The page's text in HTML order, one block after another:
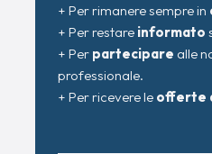
+ Per rimanere sempre in
+ Per restare informato
+ Per partecipare alle
professionale.
+ Per ricevere le offerte